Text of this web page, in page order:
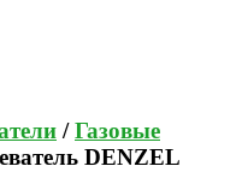
/Газовые
DENZEL